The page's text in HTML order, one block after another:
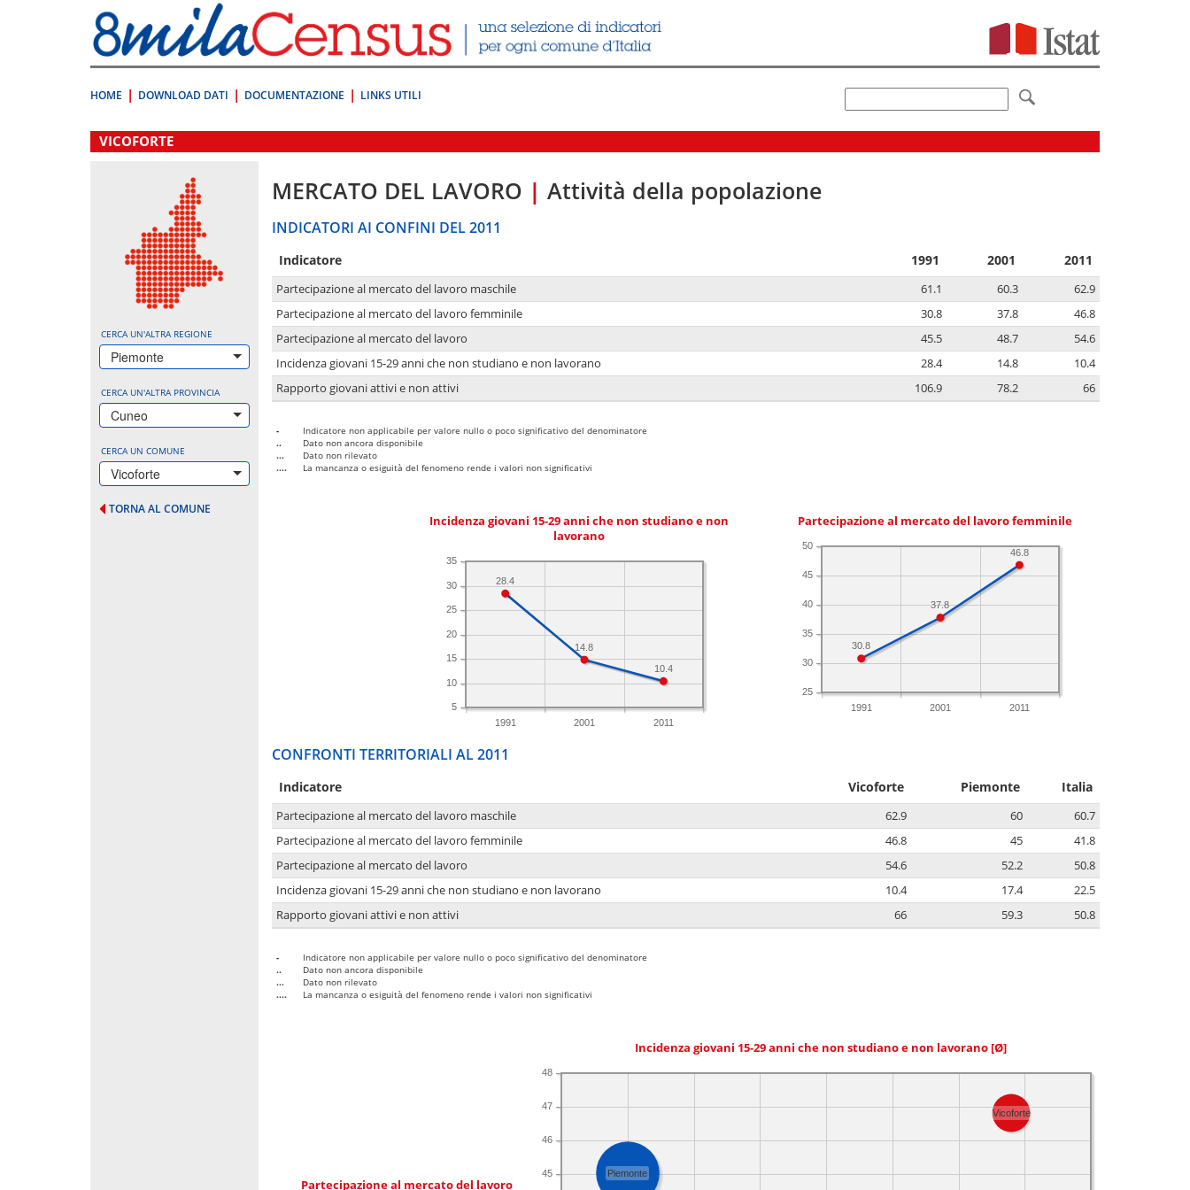
direttamente
a:
Contenuto
HOME DOWNLOAD DATI DOCUMENTAZIONE LINKS UTILI
.
VICOFORTE
CERCA UN'ALTRA REGIONE
Piemonte
CERCA UN'ALTRA PROVINCIA
Cuneo
CERCA UN COMUNE
Vicoforte
TORNA AL COMUNE
MERCATO DEL LAVORO | Attività della popolazione
INDICATORI AI CONFINI DEL 2011
Indicatore 1991 2001 2011
Partecipazione al mercato del lavoro maschile 61.1 60.3
62.9
Partecipazione al mercato del lavoro femminile
30.8 37.8
46.8
Partecipazione al mercato del lavoro
45.5 48.7
54.6
Incidenza giovani 15-29 anni che non studiano e non lavorano
28.4 14.8
10.4
Rapporto giovani attivi e non attivi
106.9 78.2 66
-
Indicatore non applicabile per valore nullo o poco significativo del denominatore
..
Dato non ancora disponibile
...
Dato non rilevato
....
La mancanza o esiguità del fenomeno rende i valori non significativi
Incidenza giovani 15-29 anni che non studiano e non
lavorano
1991 2001 2011
5
10
15
20
25
30
35
10.4
14.8
28.4
Partecipazione al mercato del lavoro femminile
1991 2001 2011
25
30
35
40
45
50
46.8
37.8
30.8
CONFRONTI TERRITORIALI AL 2011
Indicatore Vicoforte Piemonte Italia
Partecipazione al mercato del lavoro maschile 62.9 60
60.7
Partecipazione al mercato del lavoro femminile
46.8 45
41.8
Partecipazione al mercato del lavoro
54.6 52.2
50.8
Incidenza giovani 15-29 anni che non studiano e non lavorano
10.4 17.4
22.5
Rapporto giovani attivi e non attivi
66 59.3 50.8
-
Indicatore non applicabile per valore nullo o poco significativo del denominatore
..
Dato non ancora disponibile
...
Dato non rilevato
....
La mancanza o esiguità del fenomeno rende i valori non significativi
Incidenza giovani 15-29 anni che non studiano e non lavorano [Ø]
Partecipazione al mercato del lavoro
45
46
47
48
Piemonte
Vicoforte